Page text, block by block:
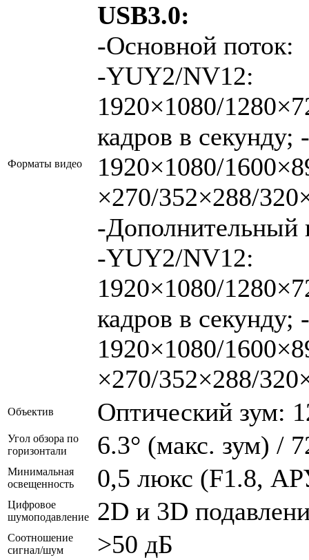
Форматы видео
USB3.0:
-Основной поток:
-YUY2/NV12:
1920×1080/
кадров в
1920×1080/
×270/352×288/
-Дополнительный
-YUY2/NV12:
1920×1080/
кадров в
1920×1080/
×270/352×288/
Объектив Оптический зум:
Угол обзора по
горизонтали
6.3° (макс. зум) /
Минимальная
освещенность
0,5 люкс (F1.8,
Цифровое
шумоподавление
2D и 3D
Соотношение
сигнал/шум
>50 дБ